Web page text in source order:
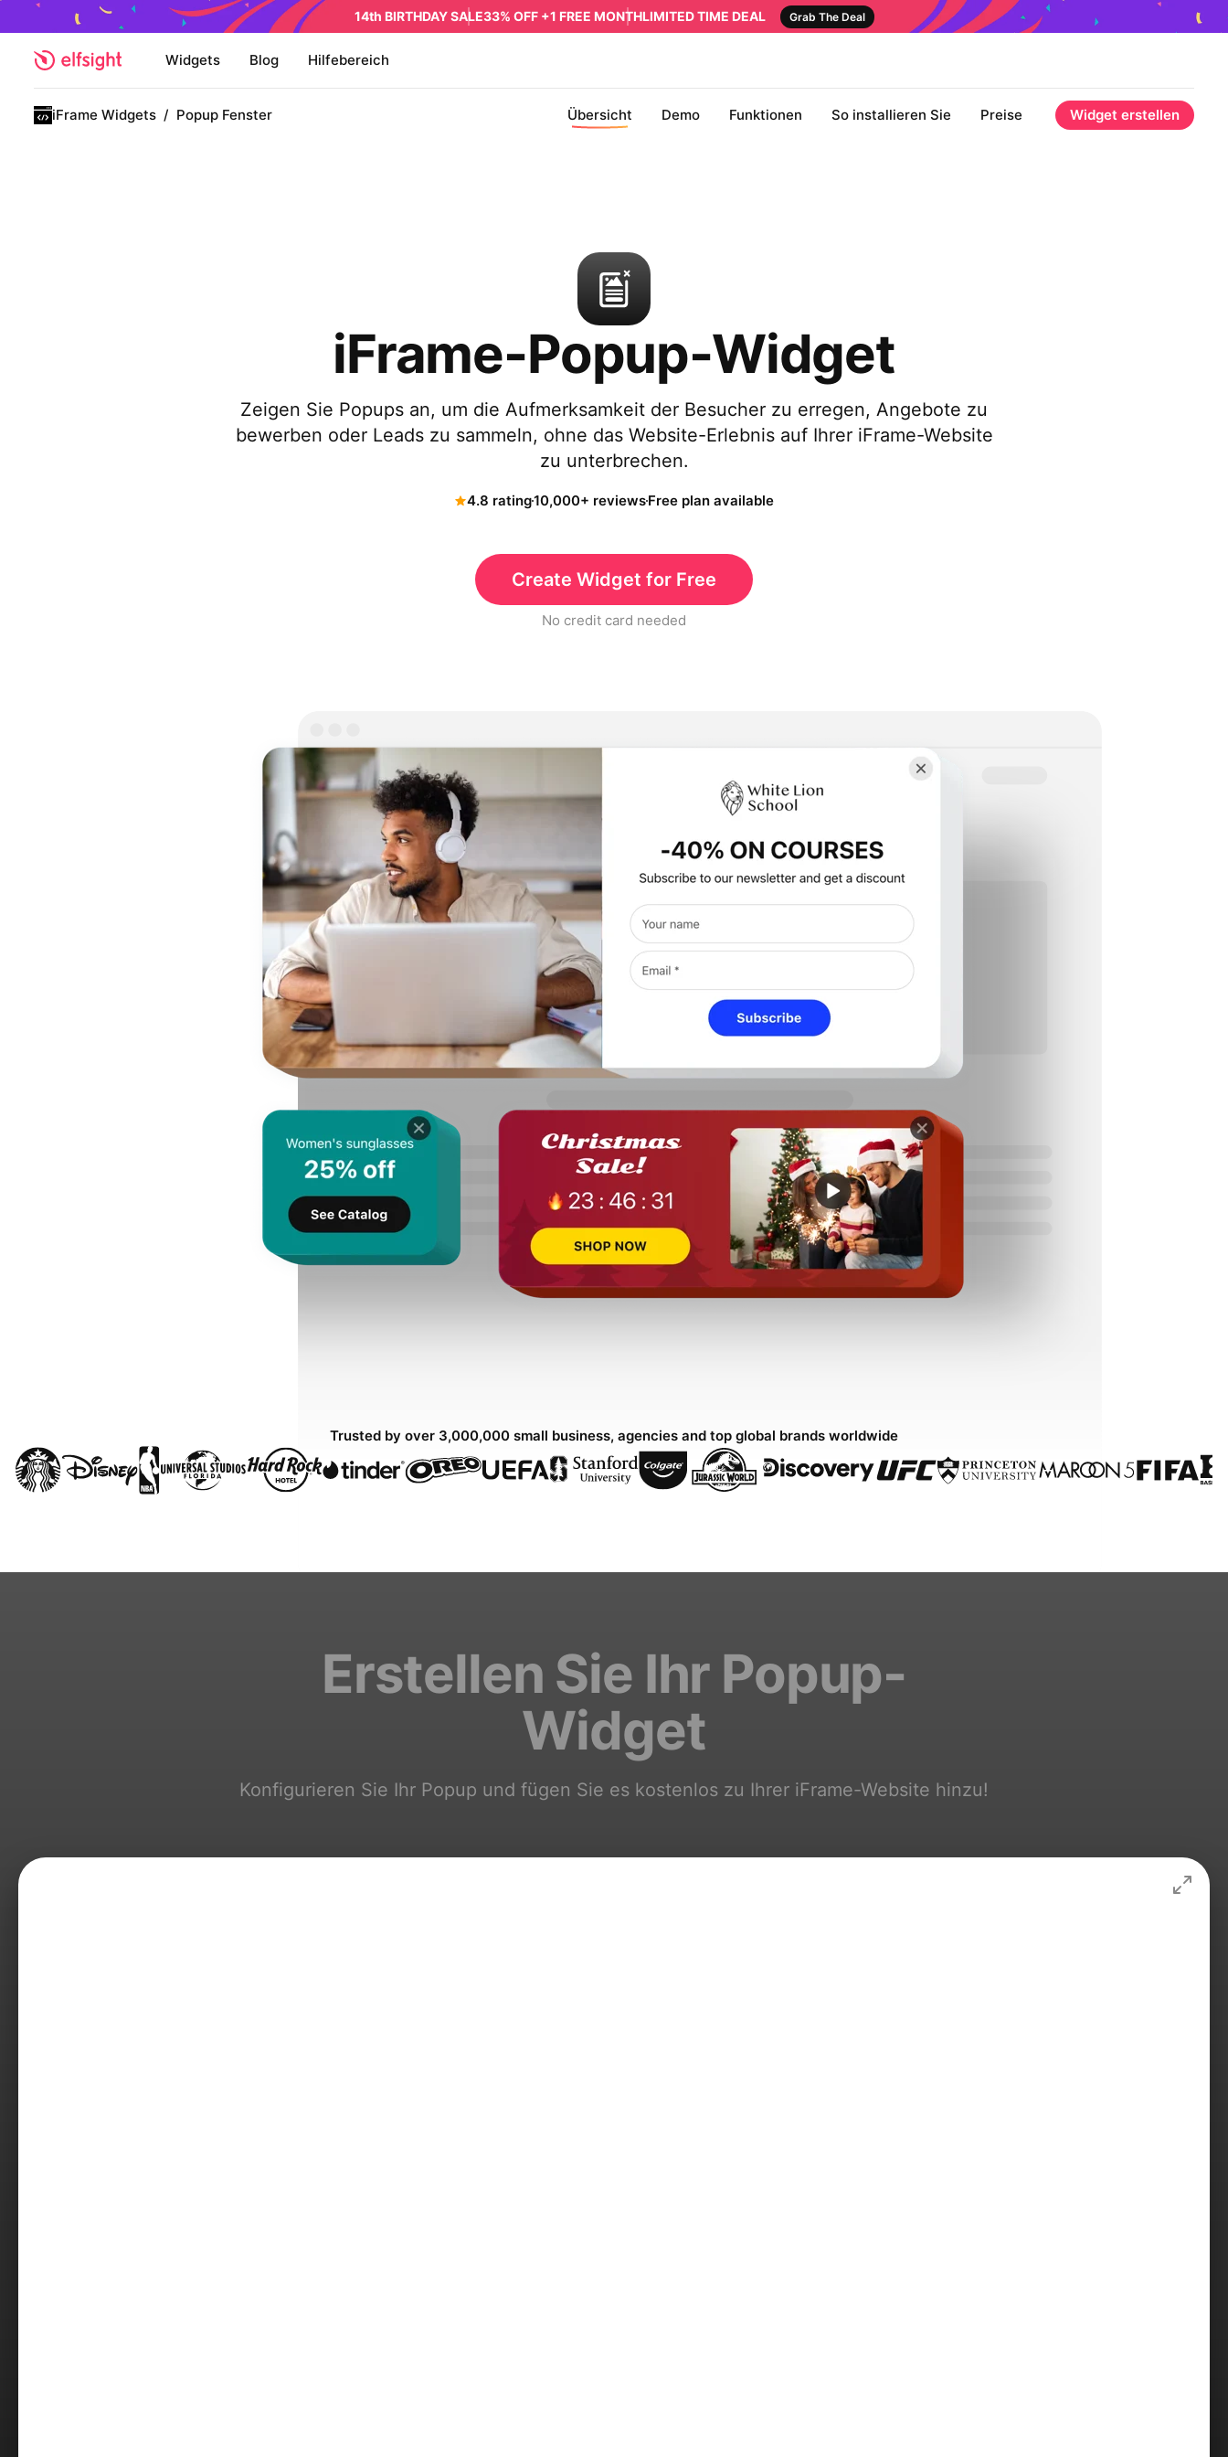
14th BIRTHDAY SALE33% OFF +1 FREE MONTHLIMITED TIME DEAL Grab The Deal
Widgets Blog Hilfebereich
iFrame Widgets / Popup Fenster Übersicht Demo Funktionen So installieren Sie Preise Widget erstellen
iFrame-Popup-Widget
Zeigen Sie Popups an, um die Aufmerksamkeit der Besucher zu erregen, Angebote zu
bewerben oder Leads zu sammeln, ohne das Website-Erlebnis auf Ihrer iFrame-Website
zu unterbrechen.
4.8 rating10,000+ reviewsFree plan available
Create Widget for Free
No credit card needed
Trusted by over 3,000,000 small business, agencies and top global brands worldwide
Erstellen Sie Ihr Popup-
Widget
Konfigurieren Sie Ihr Popup und fügen Sie es kostenlos zu Ihrer iFrame-Website hinzu!